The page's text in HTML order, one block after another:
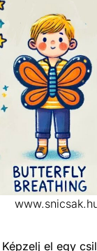
Képzelj el egy